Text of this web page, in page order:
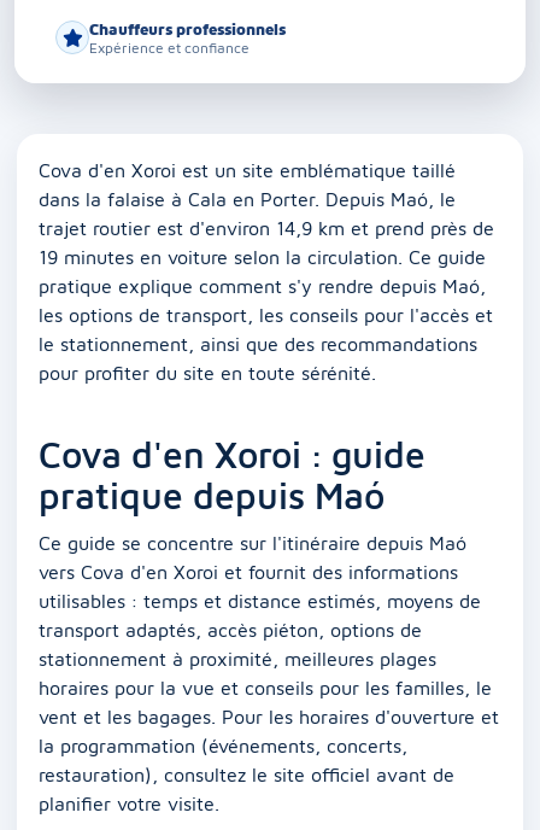
Chauffeurs professionnels
Expérience et confiance
Cova d'en Xoroi est un site emblématique taillé
dans la falaise à Cala en Porter. Depuis Maó, le
trajet routier est d'environ 14,9 km et prend près de
19 minutes en voiture selon la circulation. Ce guide
pratique explique comment s'y rendre depuis Maó,
les options de transport, les conseils pour l'accès et
le stationnement, ainsi que des recommandations
pour profiter du site en toute sérénité.
Cova d'en Xoroi : guide
pratique depuis Maó
Ce guide se concentre sur l'itinéraire depuis Maó
vers Cova d'en Xoroi et fournit des informations
utilisables : temps et distance estimés, moyens de
transport adaptés, accès piéton, options de
stationnement à proximité, meilleures plages
horaires pour la vue et conseils pour les familles, le
vent et les bagages. Pour les horaires d'ouverture et
la programmation (événements, concerts,
restauration), consultez le site officiel avant de
planifier votre visite.